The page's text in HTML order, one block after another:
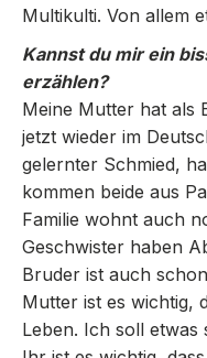
Multikulti. Von allem
Kannst du mir ein
erzählen?
Meine Mutter hat als
jetzt wieder im
gelernter Schmied,
kommen beide aus
Familie wohnt auch
Geschwister haben
Bruder ist auch
Mutter ist es wichtig,
Leben. Ich soll etwas